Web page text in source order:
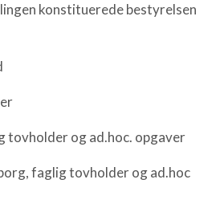
konstituerede bestyrelsen
tovholder og ad.hoc. opgaver
faglig tovholder og ad.hoc